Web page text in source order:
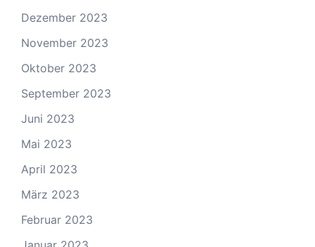
Dezember 2023
November 2023
Oktober 2023
September 2023
Juni 2023
Mai 2023
April 2023
März 2023
Februar 2023